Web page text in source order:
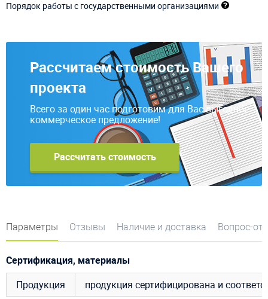
Порядок работы с государственными организациями
Рассчитаем стоимость Вашего
проекта
Всего за один час подготовим для Вас выгодное
коммерческое предложение!
Рассчитать стоимость
Параметры Отзывы Наличие и доставка Вопрос-
Сертификация, материалы
Продукция
продукция сертифицирована и